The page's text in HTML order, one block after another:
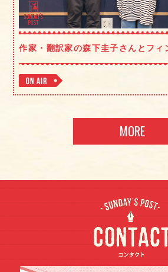
作家・翻訳家の森下圭子さんとフィ
MORE